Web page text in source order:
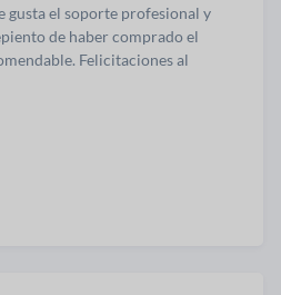
gusta el soporte profesional y
de haber comprado el
Felicitaciones al